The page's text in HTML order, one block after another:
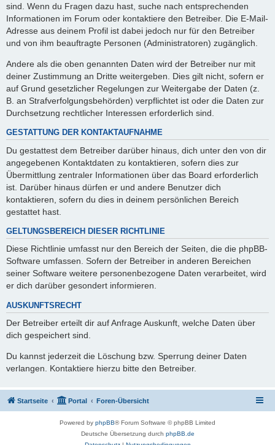
sind. Wenn du Fragen dazu hast, suche nach entsprechenden
Informationen im Forum oder kontaktiere den Betreiber. Die E-Mail-
Adresse aus deinem Profil ist dabei jedoch nur für den Betreiber
und von ihm beauftragte Personen (Administratoren) zugänglich.
Andere als die oben genannten Daten wird der Betreiber nur mit
deiner Zustimmung an Dritte weitergeben. Dies gilt nicht, sofern er
auf Grund gesetzlicher Regelungen zur Weitergabe der Daten (z.
B. an Strafverfolgungsbehörden) verpflichtet ist oder die Daten zur
Durchsetzung rechtlicher Interessen erforderlich sind.
GESTATTUNG DER KONTAKTAUFNAHME
Du gestattest dem Betreiber darüber hinaus, dich unter den von dir
angegebenen Kontaktdaten zu kontaktieren, sofern dies zur
Übermittlung zentraler Informationen über das Board erforderlich
ist. Darüber hinaus dürfen er und andere Benutzer dich
kontaktieren, sofern du dies in deinem persönlichen Bereich
gestattet hast.
GELTUNGSBEREICH DIESER RICHTLINIE
Diese Richtlinie umfasst nur den Bereich der Seiten, die die phpBB-
Software umfassen. Sofern der Betreiber in anderen Bereichen
seiner Software weitere personenbezogene Daten verarbeitet, wird
er dich darüber gesondert informieren.
AUSKUNFTSRECHT
Der Betreiber erteilt dir auf Anfrage Auskunft, welche Daten über
dich gespeichert sind.
Du kannst jederzeit die Löschung bzw. Sperrung deiner Daten
verlangen. Kontaktiere hierzu bitte den Betreiber.
Startseite Portal Foren-Übersicht
Powered by phpBB® Forum Software © phpBB Limited
Deutsche Übersetzung durch phpBB.de